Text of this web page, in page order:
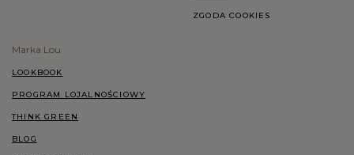
ZGODA COOKIES
Marka Lou
LOOKBOOK
PROGRAM LOJALNOŚCIOWY
THINK GREEN
BLOG